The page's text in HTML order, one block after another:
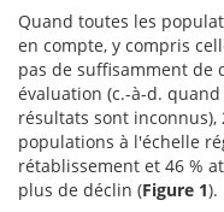
Quand toutes les
en compte, y compris
pas de suffisamment de
évaluation (c.-à-d.
résultats sont inconnus),
populations à l'échelle
rétablissement et 46 %
plus de déclin (Figure 1).